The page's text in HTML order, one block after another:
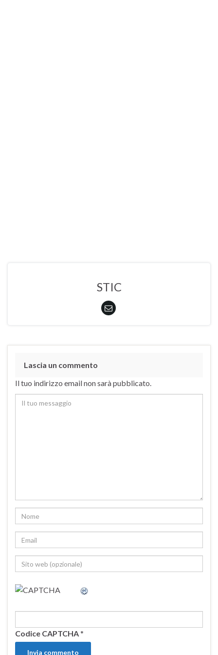
STIC
Lascia un commento
Il tuo indirizzo email non sarà pubblicato.
Codice CAPTCHA*